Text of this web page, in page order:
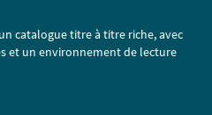
catalogue titre à titre riche, avec
et un environnement de lecture